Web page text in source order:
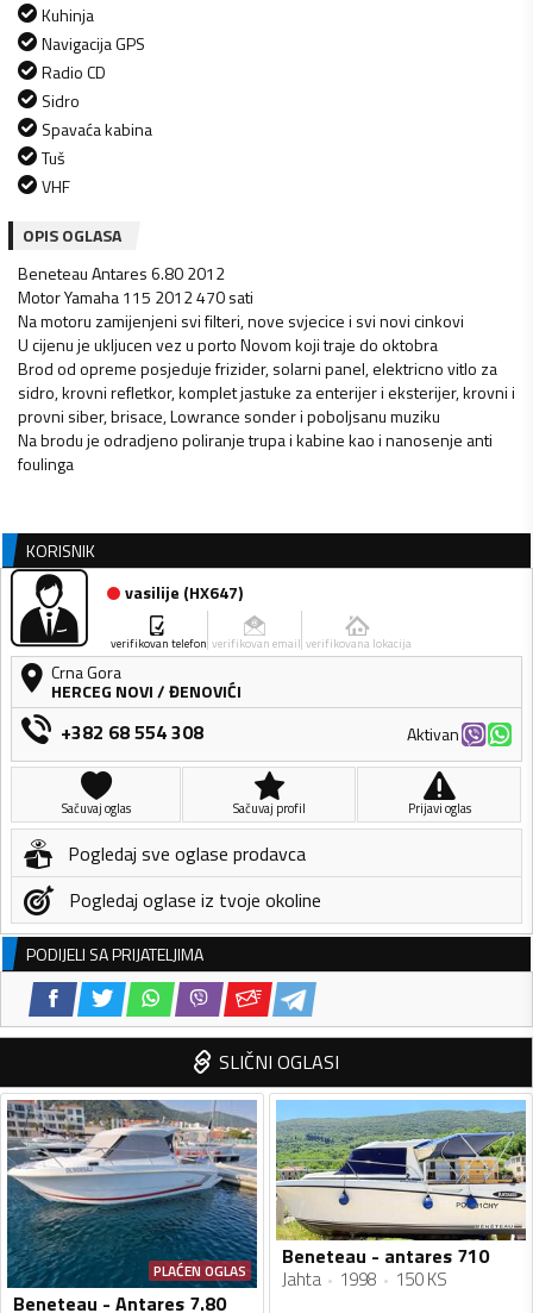
Kuhinja
Navigacija GPS
Radio CD
Sidro
Spavaća kabina
Tuš
VHF
OPIS OGLASA
Beneteau Antares 6.80 2012
Motor Yamaha 115 2012 470 sati
Na motoru zamijenjeni svi filteri, nove svjecice i svi novi cinkovi
U cijenu je ukljucen vez u porto Novom koji traje do oktobra
Brod od opreme posjeduje frizider, solarni panel, elektricno vitlo za
sidro, krovni refletkor, komplet jastuke za enterijer i eksterijer, krovni i
provni siber, brisace, Lowrance sonder i poboljsanu muziku
Na brodu je odradjeno poliranje trupa i kabine kao i nanosenje anti
foulinga
KORISNIK
vasilije (HX647)
verifikovan telefon verifikovan email verifikovana lokacija
Crna Gora
HERCEG NOVI/ĐENOVIĆI
+382 68 554 308 Aktivan
Sačuvaj oglas Sačuvaj profil Prijavi oglas
Pogledaj sve oglase prodavca
Pogledaj oglase iz tvoje okoline
PODIJELI SA PRIJATELJIMA
SLIČNI OGLASI
PLAĆEN OGLAS
Beneteau - Antares 7.80
Beneteau - antares 710
Jahta 1998 150 KS